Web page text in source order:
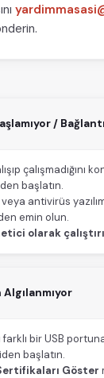
/
çalışmadığını
başlatın.
antivirüs
emin olun.
olarak
bir USB
başlatın.
Göster